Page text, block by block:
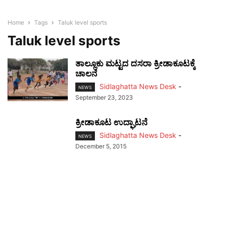
Home Tags Taluk level sports
Taluk level sports
ತಾಲ್ಲೂಕು ಮಟ್ಟದ ದಸರಾ ಕ್ರೀಡಾಕೂಟಕ್ಕೆ
ಚಾಲನೆ
NEWS Sidlaghatta News Desk -
September 23, 2023
ಕ್ರೀಡಾಕೂಟ ಉದ್ಘಾಟನೆ
NEWS Sidlaghatta News Desk -
December 5, 2015